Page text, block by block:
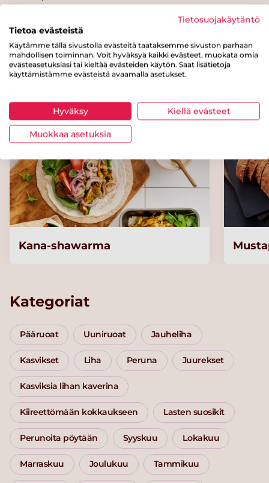
Kokeile myös näitä reseptejä
Kana-shawarma
Kategoriat
Pääruoat Uuniruoat Jauheliha
Kasvikset Liha Peruna Juurekset
Kasviksia lihan kaverina
Kiireettömään kokkaukseen Lasten suosikit
Perunoita pöytään Syyskuu Lokakuu
Marraskuu Joulukuu Tammikuu
Tietosuojakäytäntö
Tietoa evästeistä
Käytämme tällä sivustolla evästeitä taataksemme sivuston parhaan
mahdollisen toiminnan. Voit hyväksyä kaikki evästeet, muokata omia
evästeasetuksiasi tai kieltää evästeiden käytön. Saat lisätietoja
käyttämistämme evästeistä avaamalla asetukset.
Hyväksy Kiellä evästeet
Muokkaa asetuksia